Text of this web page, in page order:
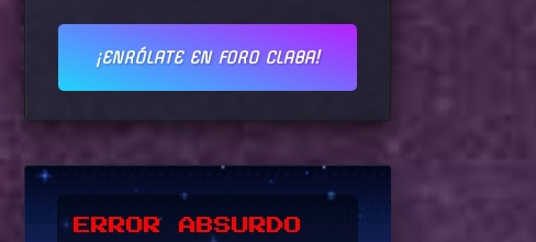
¡ENRÓLATE EN FORO CLABA!
*UPSSS*